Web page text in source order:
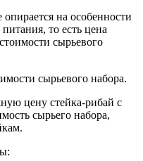
на особенности
то есть цена
сырьевого
сырьевого набора.
цену стейка-рибай с
сырьего набора,